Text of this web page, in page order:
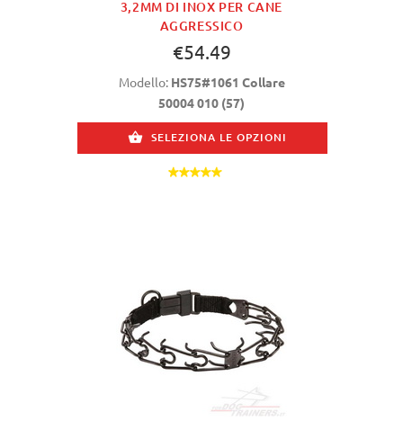
3,2MM DI INOX PER CANE
AGGRESSICO
€54.49
Modello: HS75#1061 Collare
50004 010 (57)
SELEZIONA LE OPZIONI